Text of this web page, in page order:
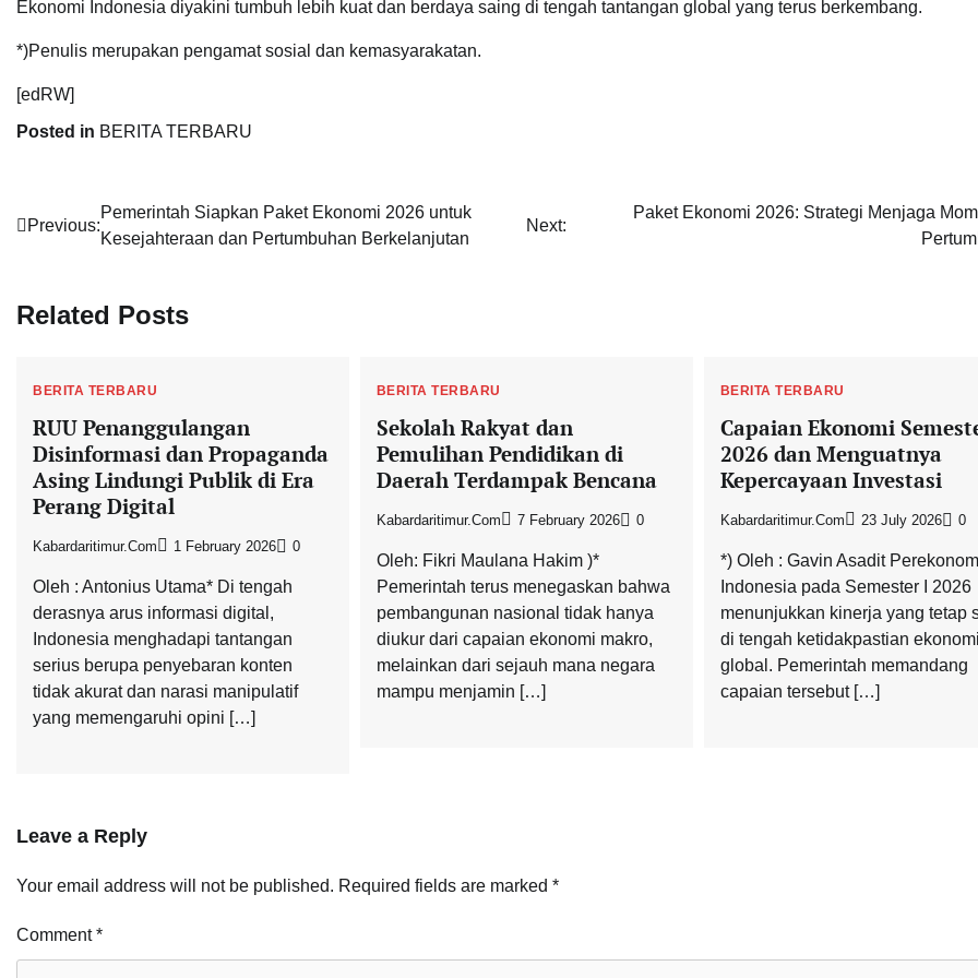
Ekonomi Indonesia diyakini tumbuh lebih kuat dan berdaya saing di tengah tantangan global yang terus berkembang.
*)Penulis merupakan pengamat sosial dan kemasyarakatan.
[edRW]
Posted in BERITA TERBARU
Post
navigation
Previous:
Pemerintah Siapkan Paket Ekonomi 2026 untuk
Kesejahteraan dan Pertumbuhan Berkelanjutan
Next:
Paket Ekonomi 2026: Strategi Menjaga
Related Posts
BERITA TERBARU
RUU Penanggulangan
Disinformasi dan Propaganda
Asing Lindungi Publik di Era
Perang Digital
Kabardaritimur.com 1 February 2026 0
Oleh : Antonius Utama* Di tengah
derasnya arus informasi digital,
Indonesia menghadapi tantangan
serius berupa penyebaran konten
tidak akurat dan narasi manipulatif
yang memengaruhi opini […]
BERITA TERBARU
Sekolah Rakyat dan
Pemulihan Pendidikan di
Daerah Terdampak Bencana
Kabardaritimur.com 7 February 2026 0
Oleh: Fikri Maulana Hakim )*
Pemerintah terus menegaskan bahwa
pembangunan nasional tidak hanya
diukur dari capaian ekonomi makro,
melainkan dari sejauh mana negara
mampu menjamin […]
BERITA TERBARU
Capaian Ekonomi
2026 dan Menguatnya
Kepercayaan Investasi
Kabardaritimur.com 23 July 2026 0
*) Oleh : Gavin Asadit
Indonesia pada Semester I 2026
menunjukkan kinerja yang tetap
di tengah ketidakpastian ekonomi
global. Pemerintah memandang
capaian tersebut […]
Leave a Reply
Your email address will not be published. Required fields are marked *
Comment*